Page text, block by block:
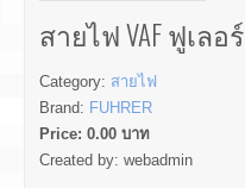
สายไฟ VAF ฟูเลอร์
Category: สายไฟ
Brand: FUHRER
Price: 0.00 บาท
Created by: webadmin